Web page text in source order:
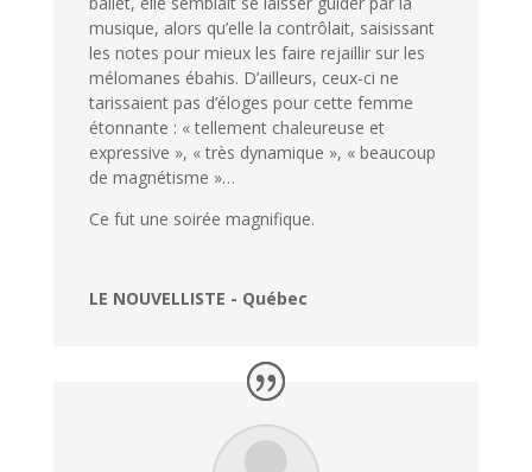
musique, alors qu’elle la contrôlait, saisissant
les notes pour mieux les faire rejaillir sur les
mélomanes ébahis. D’ailleurs, ceux-ci ne
tarissaient pas d’éloges pour cette femme
étonnante : « tellement chaleureuse et
expressive », « très dynamique », « beaucoup
de magnétisme »…
Ce fut une soirée magnifique.
LE NOUVELLISTE - Québec